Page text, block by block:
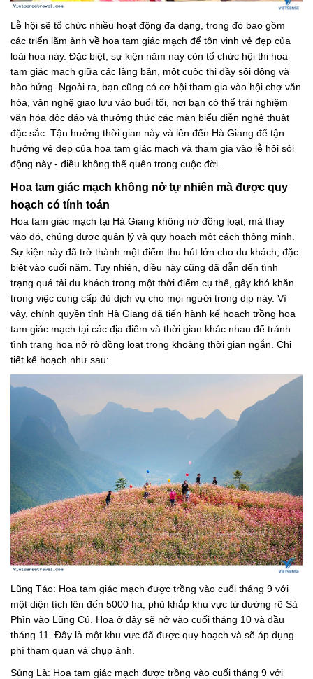
Lễ hội sẽ tổ chức nhiều hoạt động đa dạng, trong đó bao gồm
các triển lãm ảnh về hoa tam giác mạch để tôn vinh vẻ đẹp của
loài hoa này. Đặc biệt, sự kiện năm nay còn tổ chức hội thi hoa
tam giác mạch giữa các làng bản, một cuộc thi đầy sôi động và
hào hứng. Ngoài ra, bạn cũng có cơ hội tham gia vào hội chợ văn
hóa, văn nghệ giao lưu vào buổi tối, nơi bạn có thể trải nghiệm
văn hóa độc đáo và thưởng thức các màn biểu diễn nghệ thuật
đặc sắc. Tận hưởng thời gian này và lên đến Hà Giang để tận
hưởng vẻ đẹp của hoa tam giác mạch và tham gia vào lễ hội sôi
động này - điều không thể quên trong cuộc đời.
Hoa tam giác mạch không nở tự nhiên mà được quy
hoạch có tính toán
Hoa tam giác mạch tại Hà Giang không nở đồng loạt, mà thay
vào đó, chúng được quản lý và quy hoạch một cách thông minh.
Sự kiện này đã trở thành một điểm thu hút lớn cho du khách, đặc
biệt vào cuối năm. Tuy nhiên, điều này cũng đã dẫn đến tình
trạng quá tải du khách trong một thời điểm cụ thể, gây khó khăn
trong việc cung cấp đủ dịch vụ cho mọi người trong dịp này. Vì
vậy, chính quyền tỉnh Hà Giang đã tiến hành kế hoạch trồng hoa
tam giác mạch tại các địa điểm và thời gian khác nhau để tránh
tình trạng hoa nở rộ đồng loạt trong khoảng thời gian ngắn. Chi
tiết kế hoạch như sau:
Lũng Táo: Hoa tam giác mạch được trồng vào cuối tháng 9 với
một diện tích lên đến 5000 ha, phủ khắp khu vực từ đường rẽ Sà
Phìn vào Lũng Cú. Hoa ở đây sẽ nở vào cuối tháng 10 và đầu
tháng 11. Đây là một khu vực đã được quy hoạch và sẽ áp dụng
phí tham quan và chụp ảnh.
Sủng Là: Hoa tam giác mạch được trồng vào cuối tháng 9 với